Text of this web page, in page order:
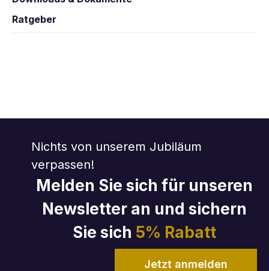
Ratgeber
Nichts von unserem Jubiläum
verpassen!
Melden Sie sich für unseren
Newsletter an und sichern
Sie sich 5% Rabatt
Jetzt anmelden